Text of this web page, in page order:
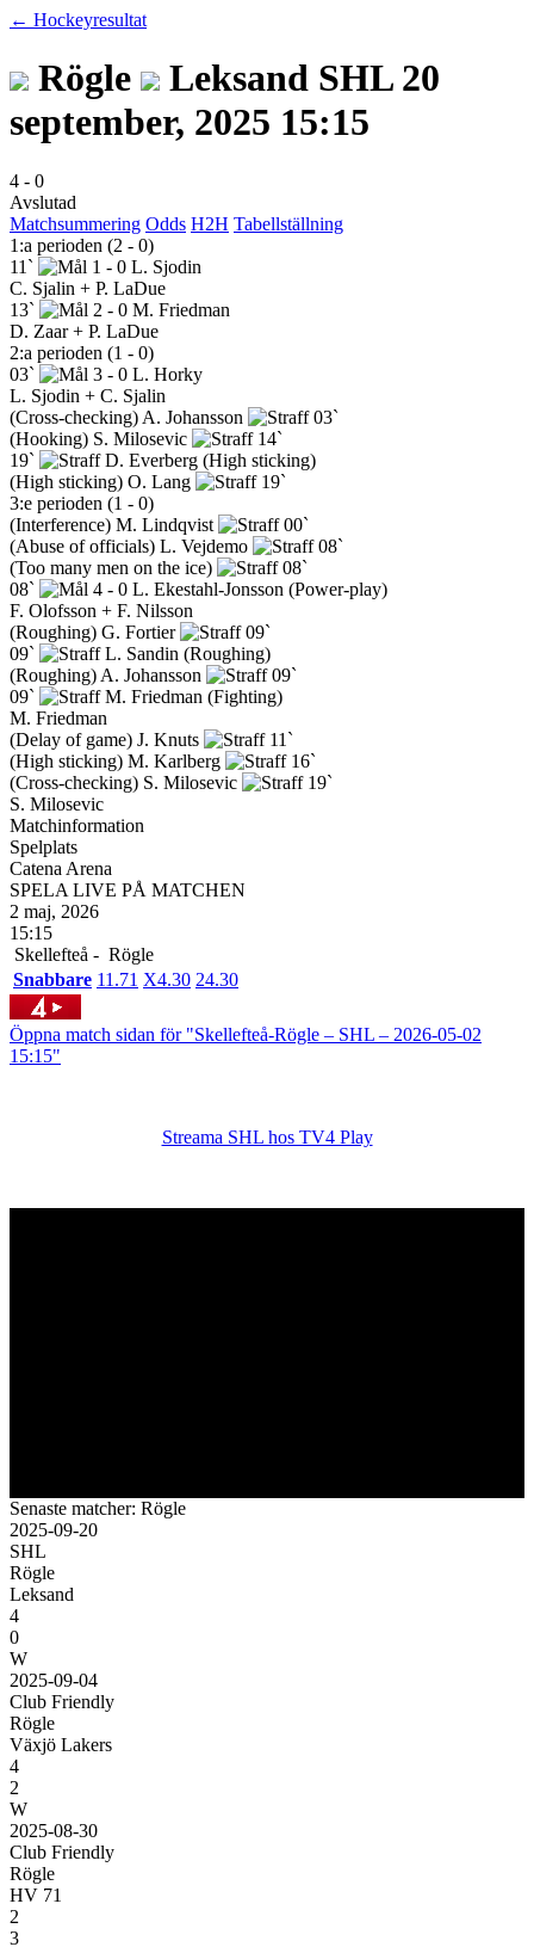
← Hockeyresultat
Rögle Leksand SHL 20
september, 2025 15:15
4 - 0
Avslutad
Matchsummering Odds H2H Tabellställning
1:a perioden (2 - 0)
11`
1 - 0 L. Sjodin
C. Sjalin + P. LaDue
13`
2 - 0 M. Friedman
D. Zaar + P. LaDue
2:a perioden (1 - 0)
03`
3 - 0 L. Horky
L. Sjodin + C. Sjalin
(Cross-checking) A. Johansson
03`
(Hooking) S. Milosevic
14`
19`
D. Everberg (High sticking)
(High sticking) O. Lang
19`
3:e perioden (1 - 0)
(Interference) M. Lindqvist
00`
(Abuse of officials) L. Vejdemo
08`
(Too many men on the ice)
08`
08`
4 - 0 L. Ekestahl-Jonsson (Power-play)
F. Olofsson + F. Nilsson
(Roughing) G. Fortier
09`
09`
L. Sandin (Roughing)
(Roughing) A. Johansson
09`
09`
M. Friedman (Fighting)
M. Friedman
(Delay of game) J. Knuts
11`
(High sticking) M. Karlberg
16`
(Cross-checking) S. Milosevic
19`
S. Milosevic
Matchinformation
Spelplats
Catena Arena
SPELA LIVE PÅ MATCHEN
2 maj, 2026
15:15
Skellefteå - Rögle
Snabbare 11.71 X4.30 24.30
Öppna match sidan för "Skellefteå-Rögle – SHL – 2026-05-02
15:15"
Streama SHL hos TV4 Play
Senaste matcher: Rögle
2025-09-20
SHL
Rögle
Leksand
4
0
W
2025-09-04
Club Friendly
Rögle
Växjö Lakers
4
2
W
2025-08-30
Club Friendly
Rögle
HV 71
2
3